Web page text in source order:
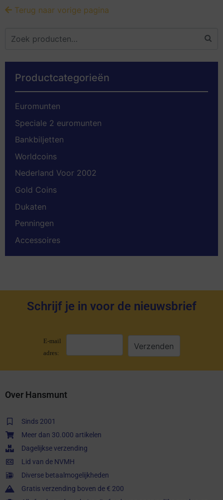
Terug naar vorige pagina
Productcategorieën
Euromunten
Speciale 2 euromunten
Bankbiljetten
Worldcoins
Nederland Voor 2002
Gold Coins
Dukaten
Penningen
Accessoires
Schrijf je in voor de nieuwsbrief
E-mail
adres:
Over Hansmunt
Sinds 2001
Meer dan 30.000 artikelen
Dagelijkse verzending
Lid van de NVMH
Diverse betaalmogelijkheden
Gratis verzending boven de € 200